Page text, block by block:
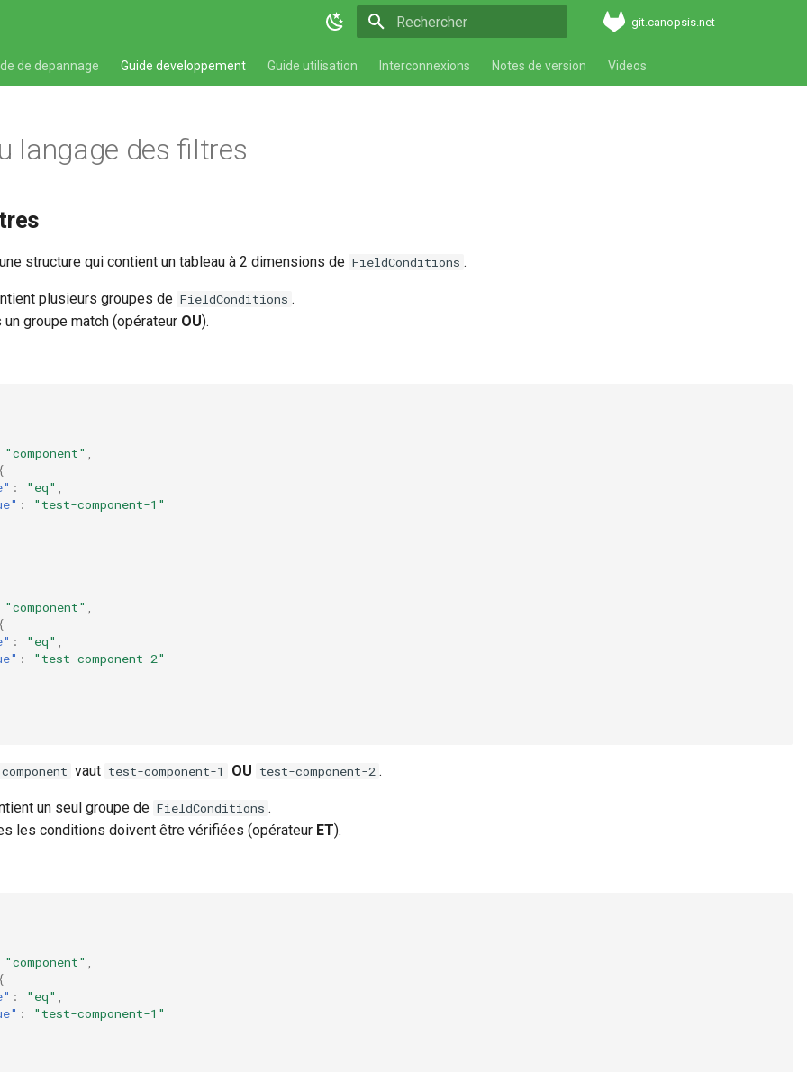
git.canopsis.net
de depannage Guide developpement Guide utilisation Interconnexions Notes de version Videos
langage des filtres
structure qui contient un tableau à 2 dimensions de FieldConditions .
plusieurs groupes de FieldConditions .
groupe match (opérateur OU).
"component"
{
: "eq"
:
"test-component-1"
"component"
{
: "eq"
:
"test-component-2"
component vaut test-component-1 OU test-component-2 .
un seul groupe de FieldConditions .
les conditions doivent être vérifiées (opérateur ET).
"component"
{
: "eq"
:
"test-component-1"